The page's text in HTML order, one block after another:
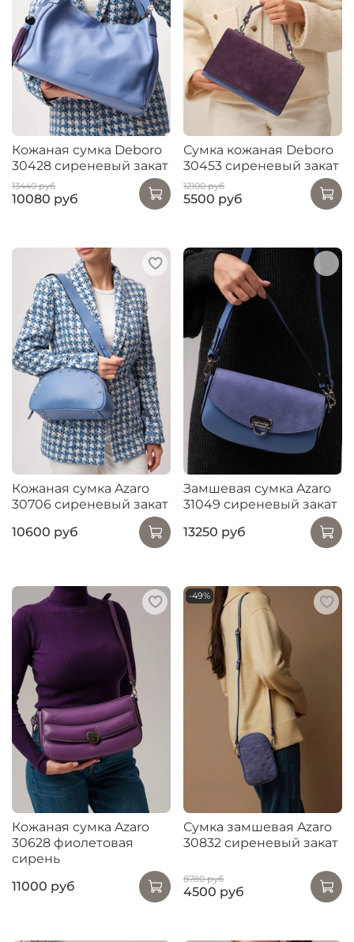
Кожаная сумка Deboro
30428 сиреневый закат
13440 руб
10080 руб
Сумка кожаная Deboro
30453 сиреневый закат
12100 руб
5500 руб
Кожаная сумка Azaro
30706 сиреневый закат
10600 руб
Замшевая сумка Azaro
31049 сиреневый закат
13250 руб
Кожаная сумка Azaro
30628 фиолетовая
сирень
11000 руб
-49%
Сумка замшевая Azaro
30832 сиреневый закат
8780 руб
4500 руб